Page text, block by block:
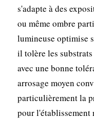
s'adapte à des
ou même ombre
lumineuse optimise
il tolère les
avec une bonne
arrosage moyen
particulièrement la
pour l'établissement